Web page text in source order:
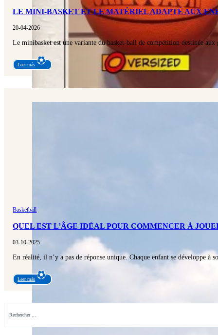
LE MINI-BASKET ET LE MATÉRIEL ADAPTÉ AUX
20-04-2026
Le minibasket est une variante du basket-ball de compétition destinée
Leer más
Basketball
QUEL EST L’ÂGE IDÉAL POUR COMMENCER À
03-10-2025
En réalité, il n’y a pas de réponse unique. Chaque enfant se développe à
Leer más
Rechercher